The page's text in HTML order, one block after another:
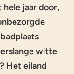
hele jaar door,
witte
Het eiland